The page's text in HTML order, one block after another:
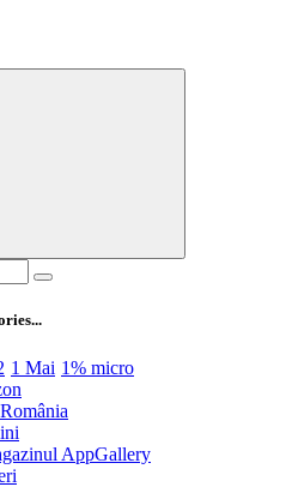
1 Mai 1% micro
AppGallery